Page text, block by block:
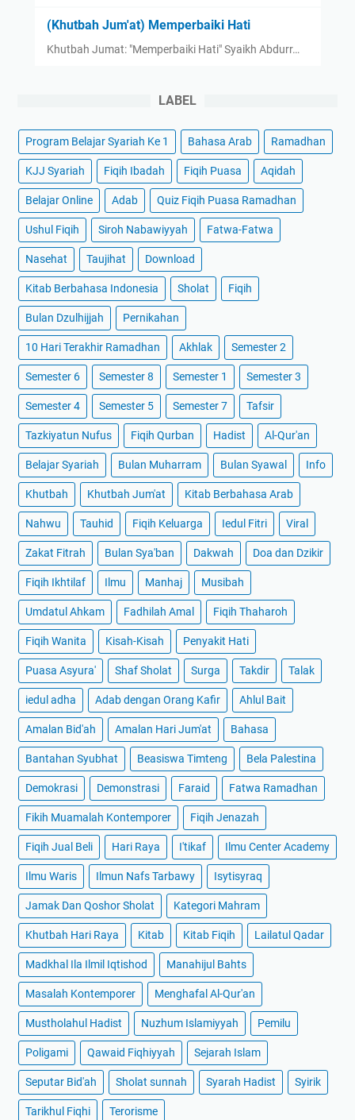
(Khutbah Jum'at) Memperbaiki Hati
Khutbah Jumat: "Memperbaiki Hati" Syaikh Abdurr…
LABEL
Program Belajar Syariah Ke 1 Bahasa Arab Ramadhan
KJJ Syariah Fiqih Ibadah Fiqih Puasa Aqidah
Belajar Online Adab Quiz Fiqih Puasa Ramadhan
Ushul Fiqih Siroh Nabawiyyah Fatwa-Fatwa
Nasehat Taujihat Download
Kitab Berbahasa Indonesia Sholat Fiqih
Bulan Dzulhijjah Pernikahan
10 Hari Terakhir Ramadhan Akhlak Semester 2
Semester 6 Semester 8 Semester 1 Semester 3
Semester 4 Semester 5 Semester 7 Tafsir
Tazkiyatun Nufus Fiqih Qurban Hadist Al-Qur'an
Belajar Syariah Bulan Muharram Bulan Syawal Info
Khutbah Khutbah Jum'at Kitab Berbahasa Arab
Nahwu Tauhid Fiqih Keluarga Iedul Fitri Viral
Zakat Fitrah Bulan Sya'ban Dakwah Doa dan Dzikir
Fiqih Ikhtilaf Ilmu Manhaj Musibah
Umdatul Ahkam Fadhilah Amal Fiqih Thaharoh
Fiqih Wanita Kisah-Kisah Penyakit Hati
Puasa Asyura' Shaf Sholat Surga Takdir Talak
iedul adha Adab dengan Orang Kafir Ahlul Bait
Amalan Bid'ah Amalan Hari Jum'at Bahasa
Bantahan Syubhat Beasiswa Timteng Bela Palestina
Demokrasi Demonstrasi Faraid Fatwa Ramadhan
Fikih Muamalah Kontemporer Fiqih Jenazah
Fiqih Jual Beli Hari Raya I'tikaf Ilmu Center Academy
Ilmu Waris Ilmun Nafs Tarbawy Isytisyraq
Jamak Dan Qoshor Sholat Kategori Mahram
Khutbah Hari Raya Kitab Kitab Fiqih Lailatul Qadar
Madkhal Ila Ilmil Iqtishod Manahijul Bahts
Masalah Kontemporer Menghafal Al-Qur'an
Mustholahul Hadist Nuzhum Islamiyyah Pemilu
Poligami Qawaid Fiqhiyyah Sejarah Islam
Seputar Bid'ah Sholat sunnah Syarah Hadist Syirik
Tarikhul Fiqhi Terorisme